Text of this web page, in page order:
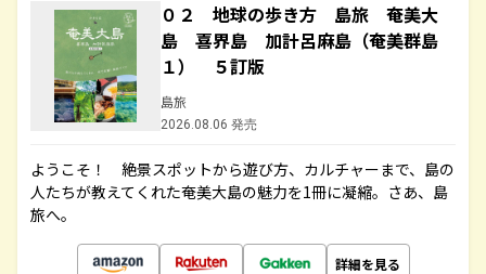
０２ 地球の歩き方 島旅 奄美大
島 喜界島 加計呂麻島（奄美群島
１） ５訂版
島旅
2026.08.06 発売
ようこそ！ 絶景スポットから遊び方、カルチャーまで、島の
人たちが教えてくれた奄美大島の魅力を1冊に凝縮。さあ、島
旅へ。
詳細を見る